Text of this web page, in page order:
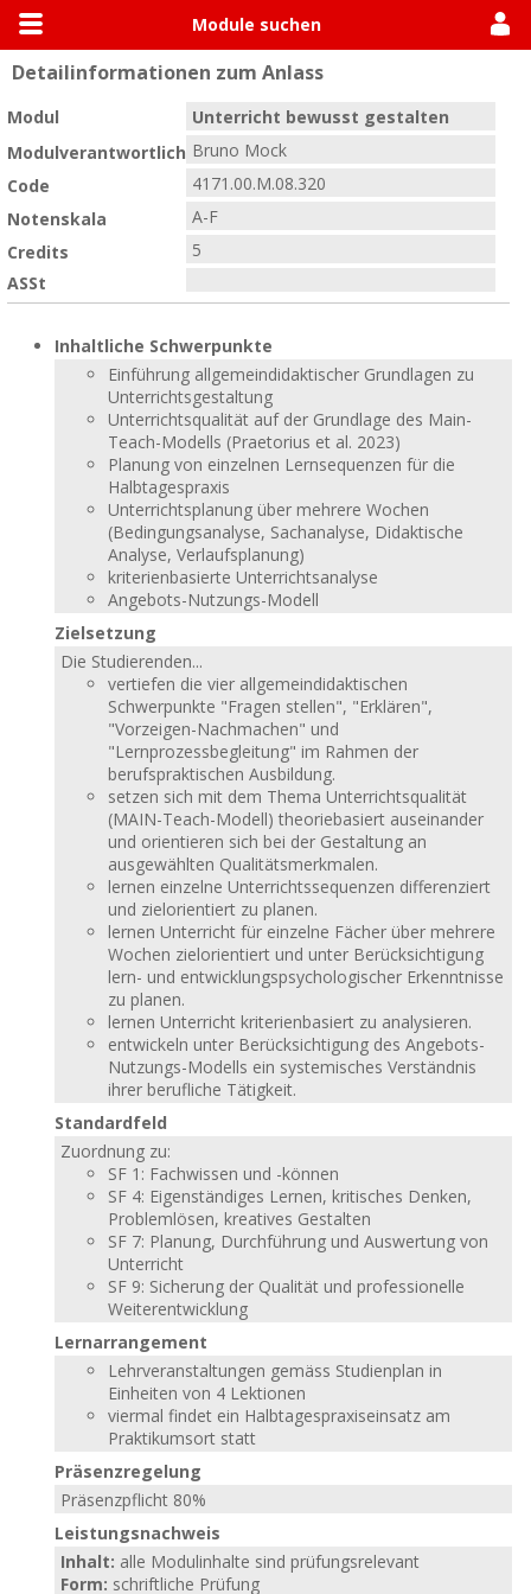
Module suchen
Allgemein
Module suchen
Modulhandbücher
Detailinformationen zum Anlass
Modul
Unterricht bewusst gestalten
Modulverantwortlich Bruno Mock
Code
4171.00.M.08.320
Notenskala
A-F
Credits
5
ASSt
Inhaltliche Schwerpunkte
Einführung allgemeindidaktischer Grundlagen zu
Unterrichtsgestaltung
Unterrichtsqualität auf der Grundlage des Main-
Teach-Modells (Praetorius et al. 2023)
Planung von einzelnen Lernsequenzen für die
Halbtagespraxis
Unterrichtsplanung über mehrere Wochen
(Bedingungsanalyse, Sachanalyse, Didaktische
Analyse, Verlaufsplanung)
kriterienbasierte Unterrichtsanalyse
Angebots-Nutzungs-Modell
Zielsetzung
Die Studierenden...
vertiefen die vier allgemeindidaktischen
Schwerpunkte "Fragen stellen", "Erklären",
"Vorzeigen-Nachmachen" und
"Lernprozessbegleitung" im Rahmen der
berufspraktischen Ausbildung.
setzen sich mit dem Thema Unterrichtsqualität
(MAIN-Teach-Modell) theoriebasiert auseinander
und orientieren sich bei der Gestaltung an
ausgewählten Qualitätsmerkmalen.
lernen einzelne Unterrichtssequenzen differenziert
und zielorientiert zu planen.
lernen Unterricht für einzelne Fächer über mehrere
Wochen zielorientiert und unter Berücksichtigung
lern- und entwicklungspsychologischer Erkenntnisse
zu planen.
lernen Unterricht kriterienbasiert zu analysieren.
entwickeln unter Berücksichtigung des Angebots-
Nutzungs-Modells ein systemisches Verständnis
ihrer berufliche Tätigkeit.
Standardfeld
Zuordnung zu:
SF 1: Fachwissen und -können
SF 4: Eigenständiges Lernen, kritisches Denken,
Problemlösen, kreatives Gestalten
SF 7: Planung, Durchführung und Auswertung von
Unterricht
SF 9: Sicherung der Qualität und professionelle
Weiterentwicklung
Lernarrangement
Lehrveranstaltungen gemäss Studienplan in
Einheiten von 4 Lektionen
viermal findet ein Halbtagespraxiseinsatz am
Praktikumsort statt
Präsenzregelung
Präsenzpflicht 80%
Leistungsnachweis
Inhalt: alle Modulinhalte sind prüfungsrelevant
Form: schriftliche Prüfung